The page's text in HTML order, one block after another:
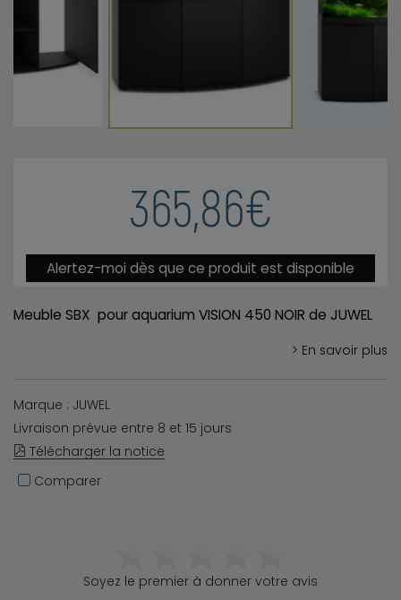
365,86€
Alertez-moi dès que ce produit est disponible
Meuble SBX pour aquarium VISION 450 NOIR de JUWEL
> En savoir plus
Marque : JUWEL
Livraison prévue entre 8 et 15 jours
Télécharger la notice
Comparer
Soyez le premier à donner votre avis